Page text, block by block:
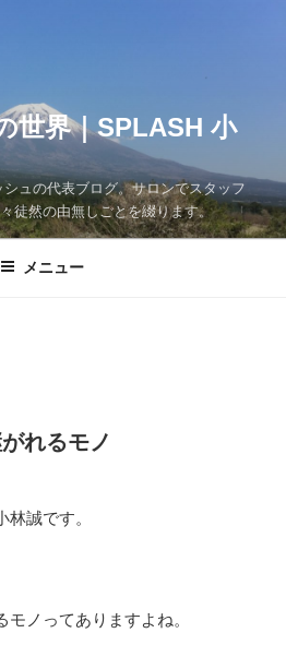
世界｜SPLASH 小
ュの代表ブログ。サロンでスタッフ
徒然の由無しごとを綴ります。
メニュー
れるモノ
誠です。
ノってありますよね。